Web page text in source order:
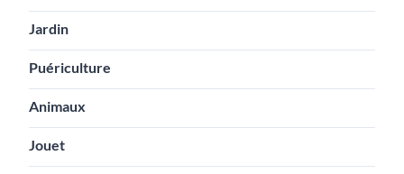
Jardin
Puériculture
Animaux
Jouet